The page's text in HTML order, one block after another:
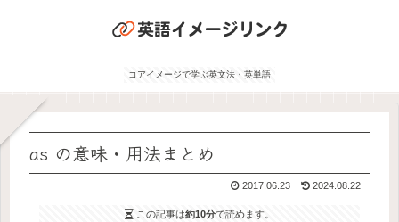
コアイメージで学ぶ英文法・英単語
as の意味・用法まとめ
2017.06.23 2024.08.22
この記事は約10分で読めます。